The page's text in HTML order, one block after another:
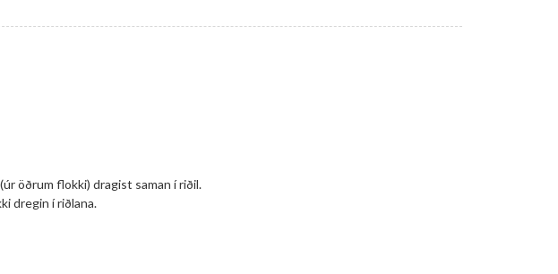
öðrum flokki) dragist saman í riðil.
dregin í riðlana.